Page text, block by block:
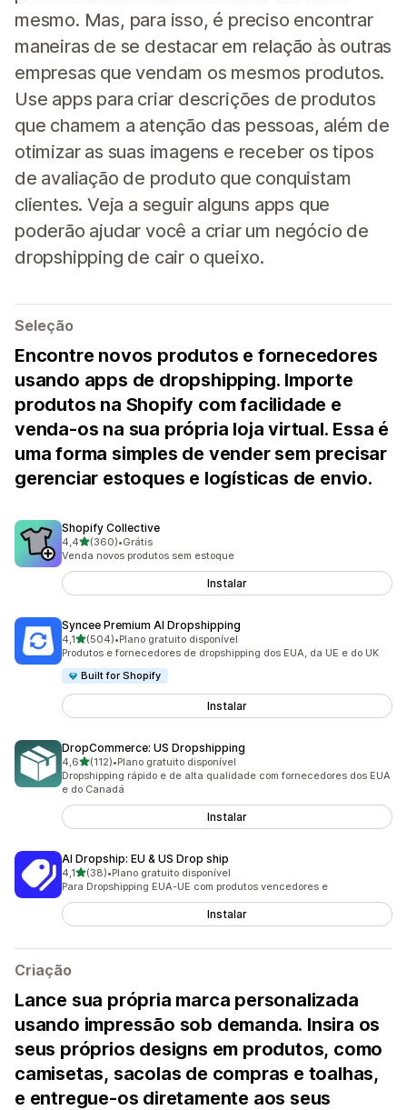
mesmo. Mas, para isso, é preciso encontrar
maneiras de se destacar em relação às outras
empresas que vendam os mesmos produtos.
Use apps para criar descrições de produtos
que chamem a atenção das pessoas, além de
otimizar as suas imagens e receber os tipos
de avaliação de produto que conquistam
clientes. Veja a seguir alguns apps que
poderão ajudar você a criar um negócio de
dropshipping de cair o queixo.
Seleção
Encontre novos produtos e fornecedores
usando apps de dropshipping. Importe
produtos na Shopify com facilidade e
venda-os na sua própria loja virtual. Essa é
uma forma simples de vender sem precisar
gerenciar estoques e logísticas de envio.
Shopify Collective
4,4de 5 estrelas
(360)
360 avaliações ao todo
•Grátis
Venda novos produtos sem estoque
Instalar
Syncee Premium AI Dropshipping
4,1de 5 estrelas
(504)
504 avaliações ao todo
•Plano gratuito disponível
Produtos e fornecedores de dropshipping dos EUA, da UE e do UK
Built for Shopify
Instalar
DropCommerce: US Dropshipping
4,6de 5 estrelas
(112)
112 avaliações ao todo
•Plano gratuito disponível
Dropshipping rápido e de alta qualidade com fornecedores dos EUA
e do Canadá
Instalar
AI Dropship: EU & US Drop ship
4,1de 5 estrelas
(38)
38 avaliações ao todo
•Plano gratuito disponível
Para Dropshipping EUA-UE com produtos vencedores e
Instalar
Criação
Lance sua própria marca personalizada
usando impressão sob demanda. Insira os
seus próprios designs em produtos, como
camisetas, sacolas de compras e toalhas,
e entregue-os diretamente aos seus